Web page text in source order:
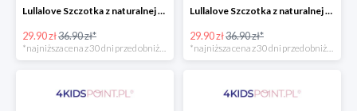
Lullalove Szczotka z naturalnej szczeciny z myjką muślinową "Romby"
29.90 zł36.90 zł*
Lullalove Szczotka z naturalnej szczeciny z myjką muślinową "Księżniczka"
29.90 zł36.90 zł*